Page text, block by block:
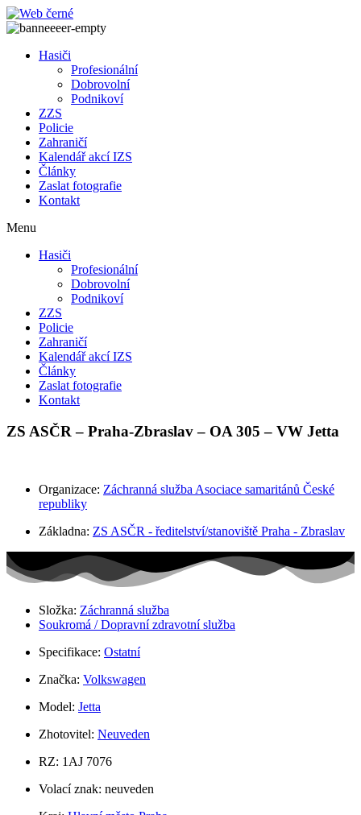
Přejít
k
Hasiči
Profesionální
Dobrovolní
Podnikoví
ZZS
Policie
Zahraničí
Kalendář akcí IZS
Články
Zaslat fotografie
Kontakt
Menu
Hasiči
Profesionální
Dobrovolní
Podnikoví
ZZS
Policie
Zahraničí
Kalendář akcí IZS
Články
Zaslat fotografie
Kontakt
ZS ASČR – Praha-Zbraslav – OA 305 – VW Jetta
Organizace: Záchranná služba Asociace samaritánů České
republiky
Základna: ZS ASČR - ředitelství/stanoviště Praha - Zbraslav
Složka: Záchranná služba
Soukromá / Dopravní zdravotní služba
Specifikace: Ostatní
Značka: Volkswagen
Model: Jetta
Zhotovitel: Neuveden
RZ: 1AJ 7076
Volací znak: neuveden